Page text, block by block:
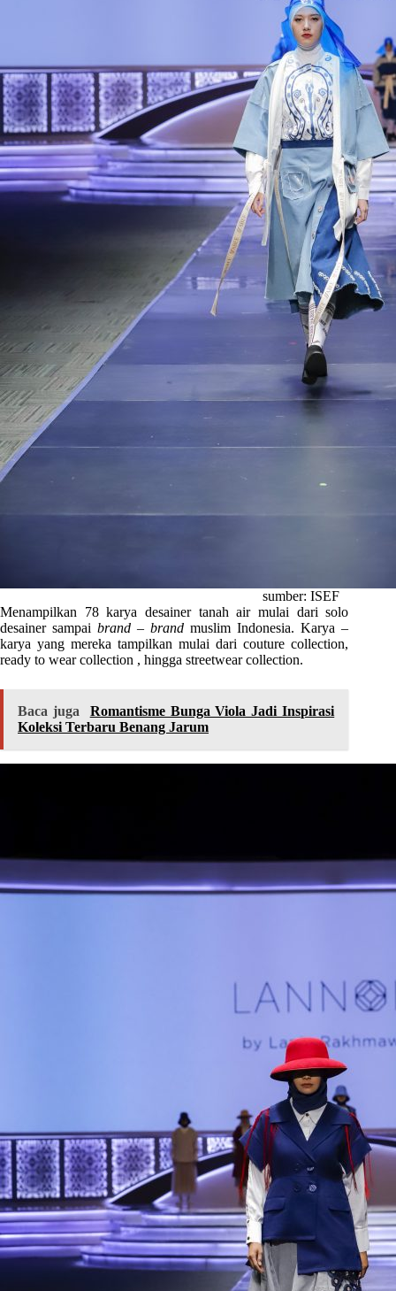
sumber: ISEF
Menampilkan 78 karya desainer tanah air mulai dari solo
desainer sampaibrand – brand muslim Indonesia. Karya –
karya yang mereka tampilkan mulai dari couture collection,
ready to wear collection , hingga streetwear collection.
Baca juga
Romantisme Bunga Viola Jadi Inspirasi
Koleksi Terbaru Benang Jarum